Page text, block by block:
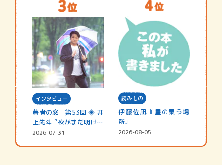
インタビュー
著者の窓 第53回 ◈ 井
上先斗『夜がまだ明けな
い』
2026-07-31
読みもの
伊藤佐凪『星の集う場
所』
2026-08-05